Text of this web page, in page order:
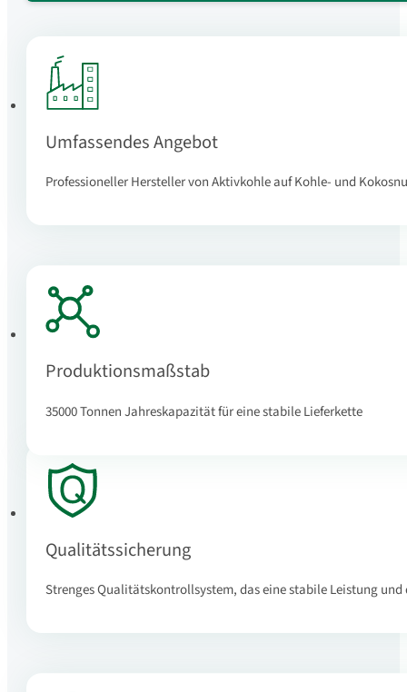
Umfassendes Angebot
Professioneller Hersteller von Aktivkohle auf Kohle- und
Produktionsmaßstab
35000 Tonnen Jahreskapazität für eine stabile Lieferkette
Qualitätssicherung
Strenges Qualitätskontrollsystem, das eine stabile Leistung